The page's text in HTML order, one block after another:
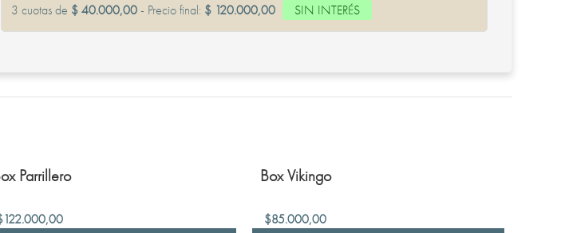
3 cuotas de $ 40.000,00- Precio final: $ 120.000,00 SIN INTERÉS
Parrillero
122.000,00
Box Vikingo
$85.000,00